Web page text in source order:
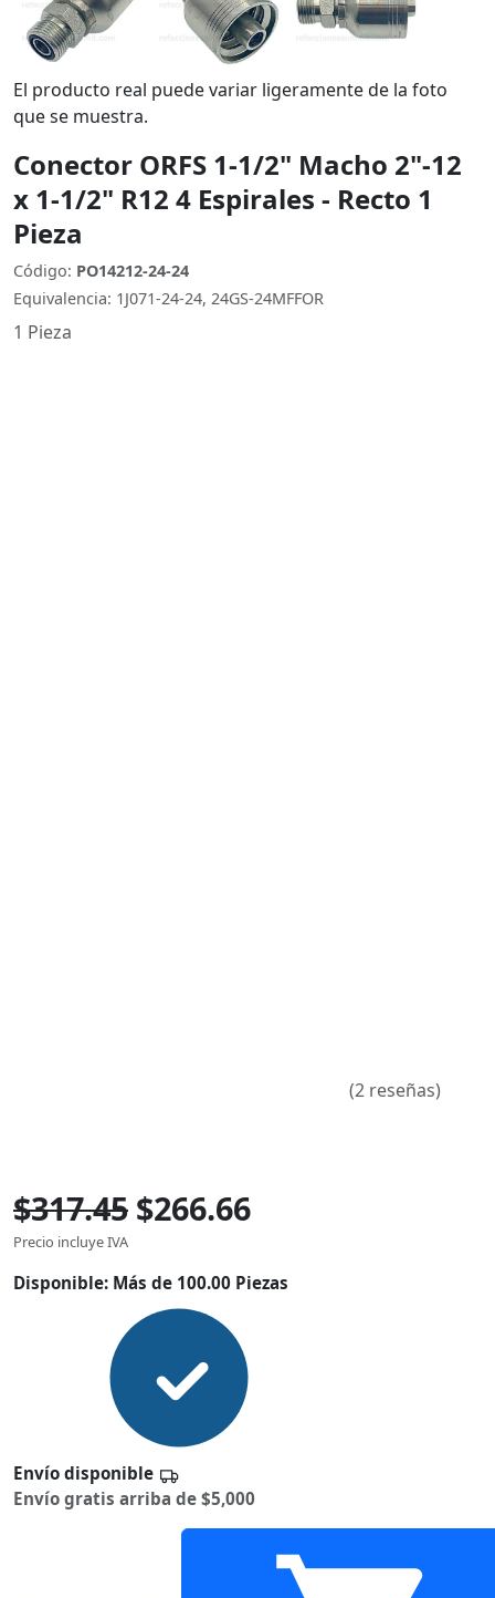
El producto real puede variar ligeramente de la foto
que se muestra.
Conector ORFS 1-1/2" Macho 2"-12
x 1-1/2" R12 4 Espirales - Recto 1
Pieza
Código: PO14212-24-24
Equivalencia: 1J071-24-24, 24GS-24MFFOR
1 Pieza
(2 reseñas)
$317.45 $266.66
Precio incluye IVA
Disponible: Más de 100.00 Piezas
Envío disponible
Envío gratis arriba de $5,000